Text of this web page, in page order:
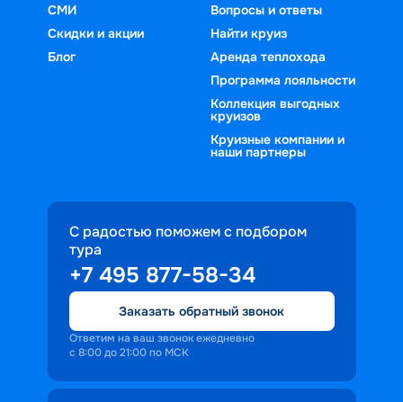
СМИ
Скидки и акции
Блог
Вопросы и ответы
Найти круиз
Аренда теплохода
Программа лояльности
Коллекция выгодных
круизов
Круизные компании и
наши партнеры
С радостью поможем с подбором
тура
+7 495 877-58-34
Заказать обратный звонок
Ответим на ваш звонок ежедневно
с 8:00 до 21:00 по МСК